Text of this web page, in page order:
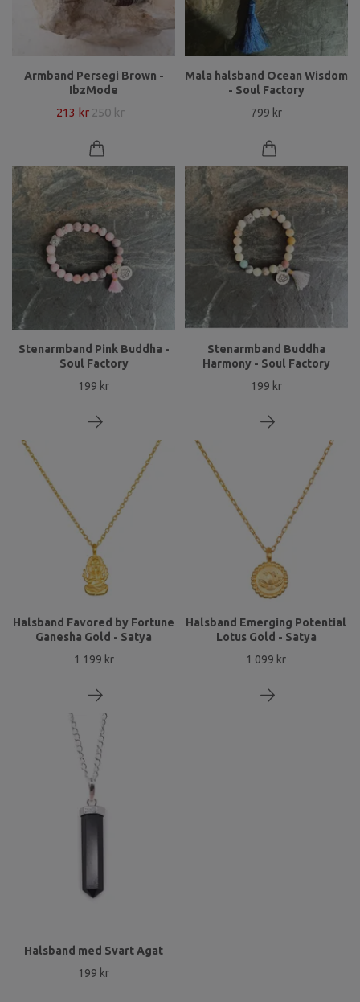
Armband Persegi Brown -
IbzMode
213 kr 250 kr
Mala halsband Ocean Wisdom
- Soul Factory
799 kr
Stenarmband Pink Buddha -
Soul Factory
199 kr
Stenarmband Buddha
Harmony - Soul Factory
199 kr
Halsband Favored by Fortune
Ganesha Gold - Satya
1 199 kr
Halsband Emerging Potential
Lotus Gold - Satya
1 099 kr
Halsband med Svart Agat
199 kr